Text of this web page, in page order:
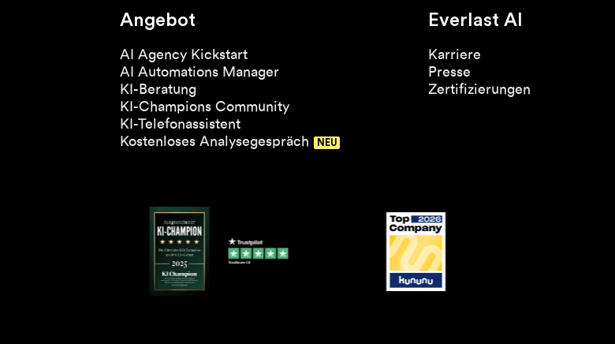
Angebot
AI Agency Kickstart
AI Automations Manager
KI-Beratung
KI-Champions Community
KI-Telefonassistent
Kostenloses Analysegespräch
Everlast AI
Karriere
Presse
Zertifizierungen